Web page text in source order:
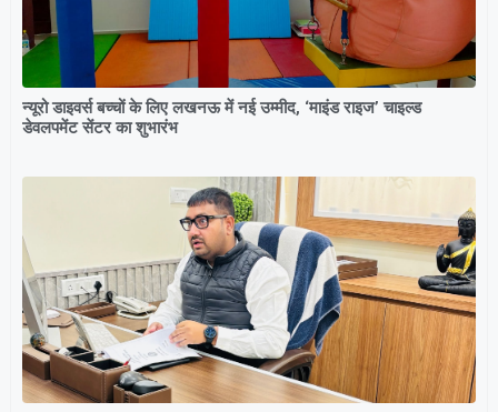
न्यूरो डाइवर्स बच्चों के लिए लखनऊ में नई उम्मीद, ‘माइंड राइज’ चाइल्ड
डेवलपमेंट सेंटर का शुभारंभ